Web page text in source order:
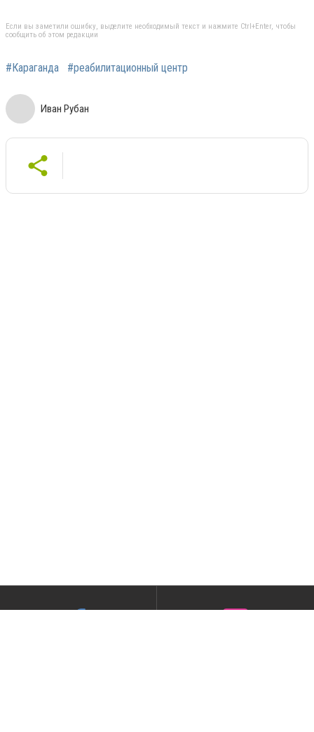
Если вы заметили ошибку, выделите необходимый текст и нажмите Ctrl+Enter, чтобы
сообщить об этом редакции
#Караганда #реабилитационный центр
Иван Рубан